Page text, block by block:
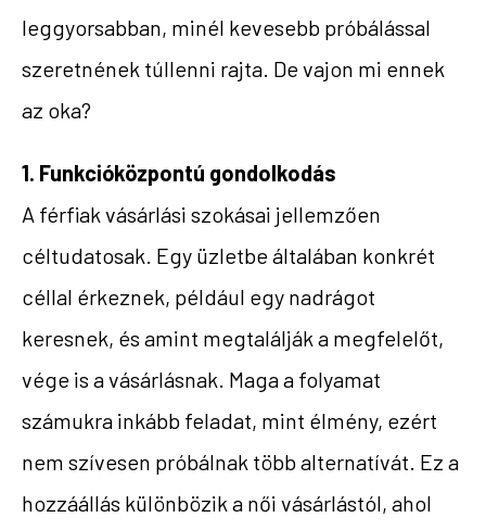
leggyorsabban, minél kevesebb próbálással
szeretnének túllenni rajta. De vajon mi ennek
az oka?
1. Funkcióközpontú gondolkodás
A férfiak vásárlási szokásai jellemzően
céltudatosak. Egy üzletbe általában konkrét
céllal érkeznek, például egy nadrágot
keresnek, és amint megtalálják a megfelelőt,
vége is a vásárlásnak. Maga a folyamat
számukra inkább feladat, mint élmény, ezért
nem szívesen próbálnak több alternatívát. Ez a
hozzáállás különbözik a női vásárlástól, ahol